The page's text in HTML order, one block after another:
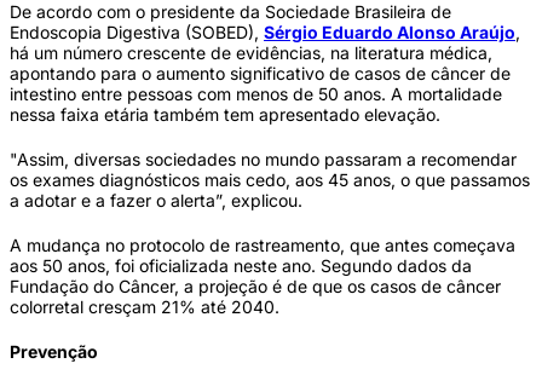
De acordo com o presidente da Sociedade Brasileira de
Endoscopia Digestiva (SOBED), Sérgio Eduardo Alonso Araújo,
há um número crescente de evidências, na literatura médica,
apontando para o aumento significativo de casos de câncer de
intestino entre pessoas com menos de 50 anos. A mortalidade
nessa faixa etária também tem apresentado elevação.
"Assim, diversas sociedades no mundo passaram a recomendar
os exames diagnósticos mais cedo, aos 45 anos, o que passamos
a adotar e a fazer o alerta”, explicou.
A mudança no protocolo de rastreamento, que antes começava
aos 50 anos, foi oficializada neste ano. Segundo dados da
Fundação do Câncer, a projeção é de que os casos de câncer
colorretal cresçam 21% até 2040.
Prevenção